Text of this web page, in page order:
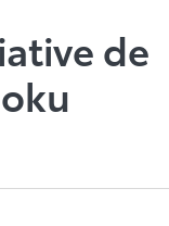
de